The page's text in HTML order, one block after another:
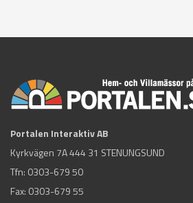
Portalen Interaktiv AB
Kyrkvägen 7A 444 31 STENUNGSUND
Tfn: 0303-679 50
Fax: 0303-679 55